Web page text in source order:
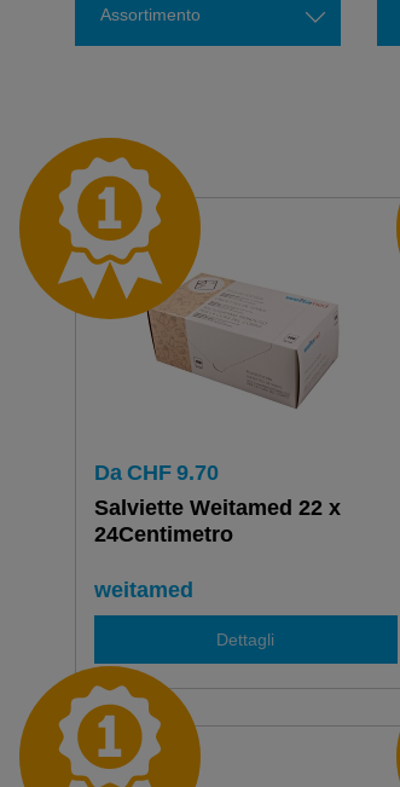
Assortimento
Da CHF 9.70
Salviette Weitamed 22 x
24Centimetro
weitamed
Dettagli